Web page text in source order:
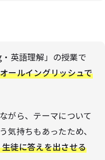
英語理解」の授業で
ールイングリッシュで
がら、テーマについて
気持ちもあったため、
徒に答えを出させる